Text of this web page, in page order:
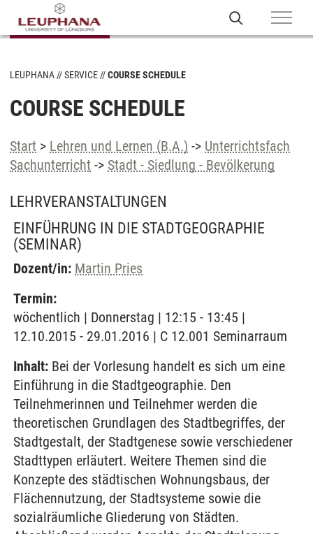
LEUPHANA SERVICE COURSE SCHEDULE
COURSE SCHEDULE
Start > Lehren und Lernen (B.A.) -> Unterrichtsfach
Sachunterricht -> Stadt - Siedlung - Bevölkerung
LEHRVERANSTALTUNGEN
EINFÜHRUNG IN DIE STADTGEOGRAPHIE
(SEMINAR)
Dozent/in: Martin Pries
Termin:
wöchentlich | Donnerstag | 12:15 - 13:45 |
12.10.2015 - 29.01.2016 | C 12.001 Seminarraum
Inhalt: Bei der Vorlesung handelt es sich um eine
Einführung in die Stadtgeographie. Den
Teilnehmerinnen und Teilnehmer werden die
theoretischen Grundlagen des Stadtbegriffes, der
Stadtgestalt, der Stadtgenese sowie verschiedener
Stadttypen erläutert. Weitere Themen sind die
Konzepte des städtischen Wohnungsbaus, der
Flächennutzung, der Stadtsysteme sowie die
sozialräumliche Gliederung von Städten.